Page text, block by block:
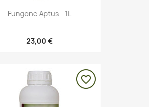
Fungone Aptus - 1L
23,00 €
favorite_border